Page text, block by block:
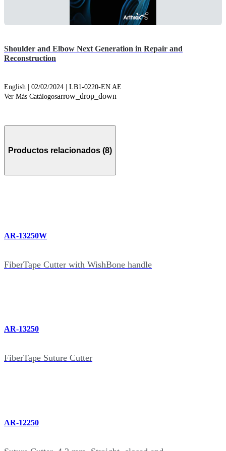
Shoulder and Elbow Next Generation in Repair and
Reconstruction
English | 02/02/2024 | LB1-0220-EN AE
Ver Más Catálogosarrow_drop_down
Productos relacionados (8)
AR-13250W
FiberTape Cutter with WishBone handle
AR-13250
FiberTape Suture Cutter
AR-12250